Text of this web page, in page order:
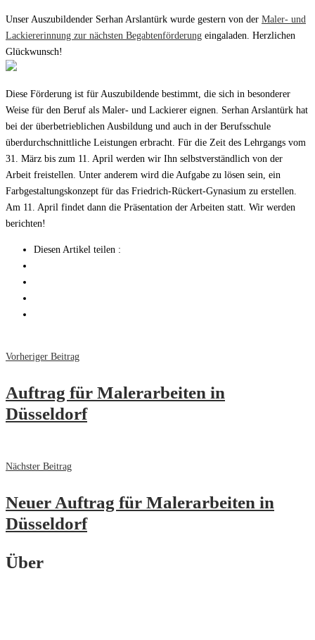
Unser Auszubildender Serhan Arslantürk wurde gestern von der Maler- und
Lackiererinnung zur nächsten Begabtenförderung eingaladen. Herzlichen
Glückwunsch!
Diese Förderung ist für Auszubildende bestimmt, die sich in besonderer
Weise für den Beruf als Maler- und Lackierer eignen. Serhan Arslantürk hat
bei der überbetrieblichen Ausbildung und auch in der Berufsschule
überdurchschnittliche Leistungen erbracht. Für die Zeit des Lehrgangs vom
31. März bis zum 11. April werden wir Ihn selbstverständlich von der
Arbeit freistellen. Unter anderem wird die Aufgabe zu lösen sein, ein
Farbgestaltungskonzept für das Friedrich-Rückert-Gynasium zu erstellen.
Am 11. April findet dann die Präsentation der Arbeiten statt. Wir werden
berichten!
Diesen Artikel teilen :
Vorheriger Beitrag
Auftrag für Malerarbeiten in
Düsseldorf
Nächster Beitrag
Neuer Auftrag für Malerarbeiten in
Düsseldorf
Über